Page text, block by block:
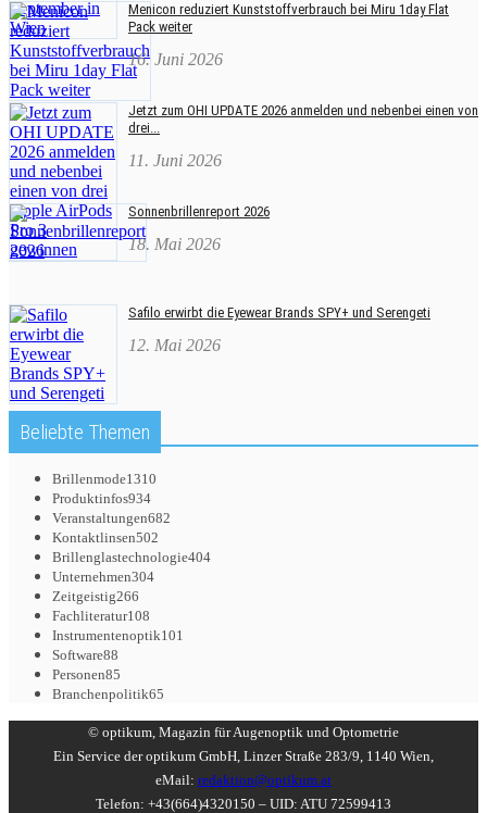
Menicon reduziert Kunststoffverbrauch bei Miru 1day Flat
Pack weiter
16. Juni 2026
Jetzt zum OHI UPDATE 2026 anmelden und nebenbei einen von
drei...
11. Juni 2026
Sonnenbrillenreport 2026
18. Mai 2026
Safilo erwirbt die Eyewear Brands SPY+ und Serengeti
12. Mai 2026
Beliebte Themen
Brillenmode1310
Produktinfos934
Veranstaltungen682
Kontaktlinsen502
Brillenglastechnologie404
Unternehmen304
Zeitgeistig266
Fachliteratur108
Instrumentenoptik101
Software88
Personen85
Branchenpolitik65
© optikum, Magazin für Augenoptik und Optometrie
Ein Service der optikum GmbH, Linzer Straße 283/9, 1140 Wien,
eMail: redaktion@optikum.at
Telefon: +43(664)4320150 – UID: ATU 72599413